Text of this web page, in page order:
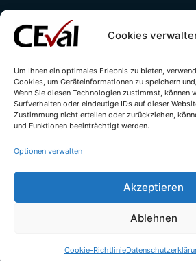
Cookies
Um Ihnen ein optimales Erlebnis zu bieten,
Cookies, um Geräteinformationen zu speichern
Wenn Sie diesen Technologien zustimmst, können
Surfverhalten oder eindeutige IDs auf dieser
Zustimmung nicht erteilen oder zurückziehen,
und Funktionen beeinträchtigt werden.
Optionen verwalten
Akzeptieren
Ablehnen
Cookie-Richtlinie
Kontakt Impressum
Cookie-Richtlinie (EU)